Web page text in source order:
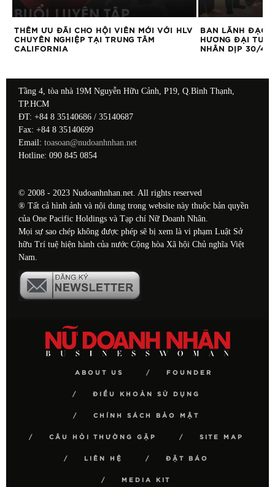
THÊM ƯU ĐÃI CHO HỘI VIÊN MỚI VỚI HLV
CHUYÊN NGHIỆP TẠI TRUNG TÂM
CALIFORNIA
BAN LÃNH ĐẠO
HƯƠNG ĐẠI
NHÂN DỊP 30/4
Tầng 4, tòa nhà 19M Nguyễn Hữu Cảnh, P19, Q.Bình Thạnh,
TP.HCM
ĐT: +84 8 35140686 / 35140687
Fax: +84 8 35140699
Email: toasoan@nudoanhnhan.net
Hotline: 090 845 0854
© 2008 - 2023 Nudoanhnhan.net. All rights reserved
® Tất cả hình ảnh và nội dung trong website này thuộc bản quyền
của One Pacific Holdings và Tạp chí Nữ Doanh Nhân.
Mọi sự sao chép không được phép sẽ bị xem là vi phạm Luật Sở
hữu Trí tuệ hiện hành của nước Cộng hòa Xã hội Chủ nghĩa Việt
Nam.
ABOUT US FOUNDER
ĐIỀU KHOẢN SỬ DỤNG
CHÍNH SÁCH BẢO MẬT
CÂU HỎI THƯỜNG GẶP SITE MAP
LIÊN HỆ ĐẶT BÁO
MEDIA KIT